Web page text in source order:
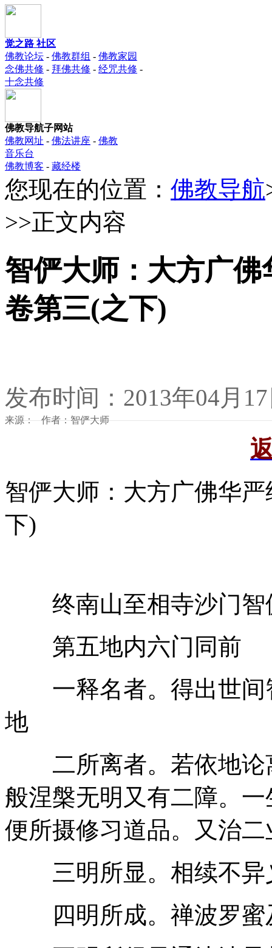
觉之路 社区
佛教论坛 - 佛教群组 - 佛教家园
念佛共修 - 拜佛共修 - 经咒共修 -
十念共修
佛教导航子网站
佛教网址 - 佛法讲座 - 佛教
音乐台
佛教博客 - 藏经楼
您现在的位置： 佛教导航
>>正文内容
智俨大师：大方广
卷第三(之下)
发布时间：2013年04月
来源： 作者：智俨大师
智俨大师：大方广佛华
下)
终南山至相寺沙门智
第五地内六门同前
一释名者。得出世间
地
二所离者。若依地论
般涅槃无明又有二障。
便所摄修习道品。又治
三明所显。相续不异
四明所成。禅波罗蜜